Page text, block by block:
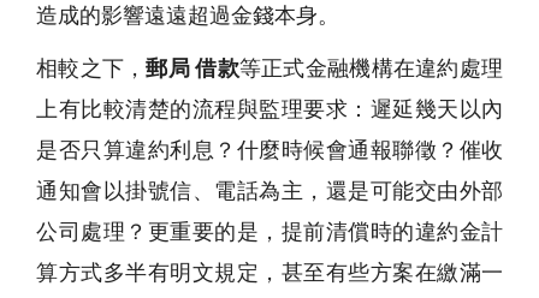
造成的影響遠遠超過金錢本身。
相較之下，郵局 借款等正式金融機構在違約處理
上有比較清楚的流程與監理要求：遲延幾天以內
是否只算違約利息？什麼時候會通報聯徵？催收
通知會以掛號信、電話為主，還是可能交由外部
公司處理？更重要的是，提前清償時的違約金計
算方式多半有明文規定，甚至有些方案在繳滿一